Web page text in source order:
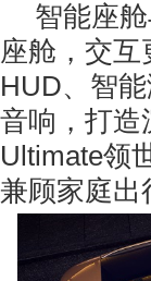
智能座
座舱，交
HUD、智
音响，打造
Ultimate领
兼顾家庭出